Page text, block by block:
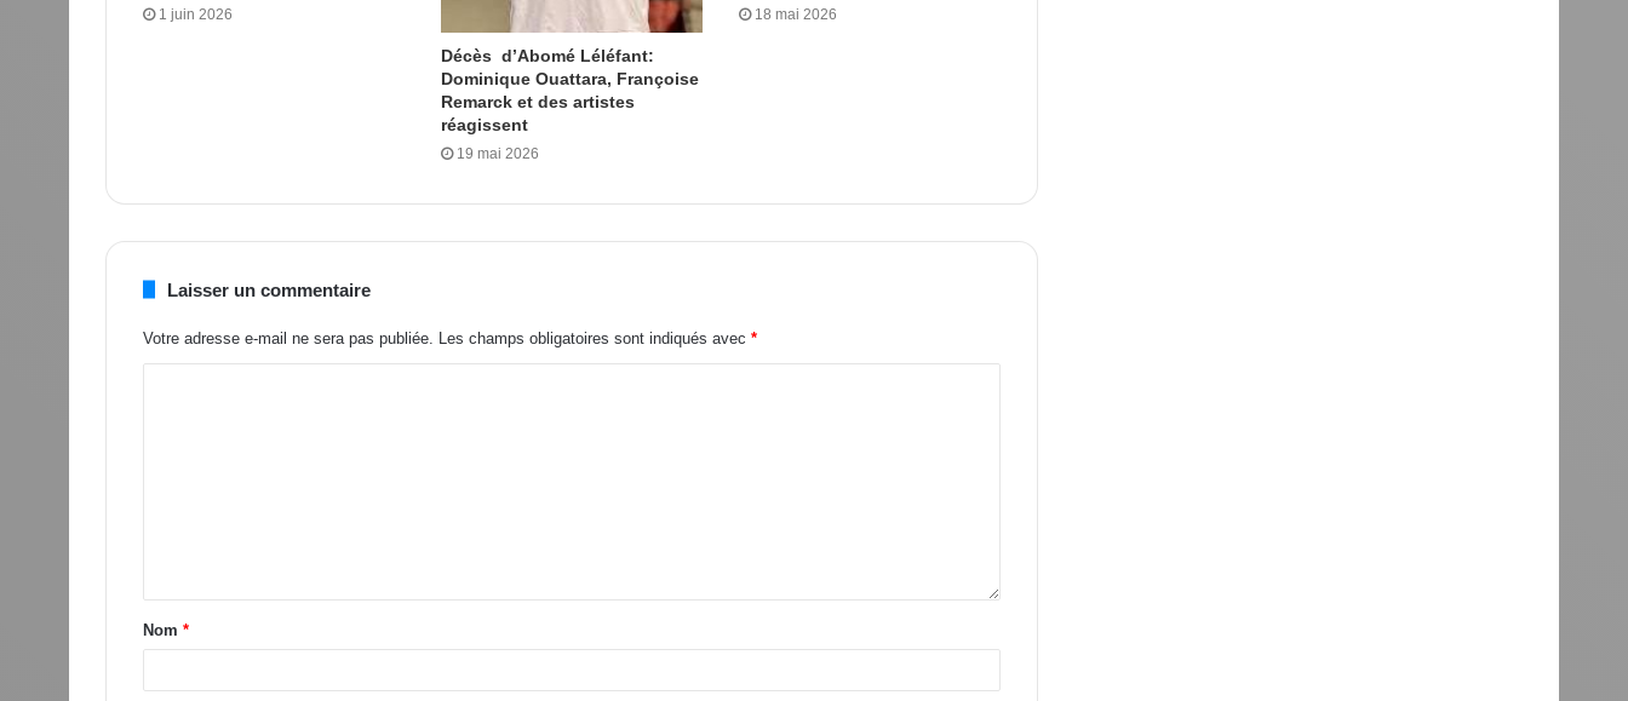
1 juin 2026
Décès d’Abomé Léléfant:
Dominique Ouattara, Françoise
Remarck et des artistes
réagissent
19 mai 2026
18 mai 2026
Laisser un commentaire
Votre adresse e-mail ne sera pas publiée. Les champs obligatoires sont indiqués avec *
Nom *